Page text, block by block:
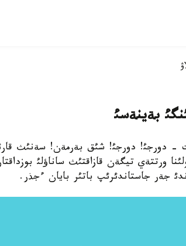
بةينةسئ
- دورجئ! دورجئ! شئق بةرمةن!
ورتتةي تيگةن قازاقتئث ساناؤلئ
جةر جاستاندئرئپ باتئر بايان ءجذر.